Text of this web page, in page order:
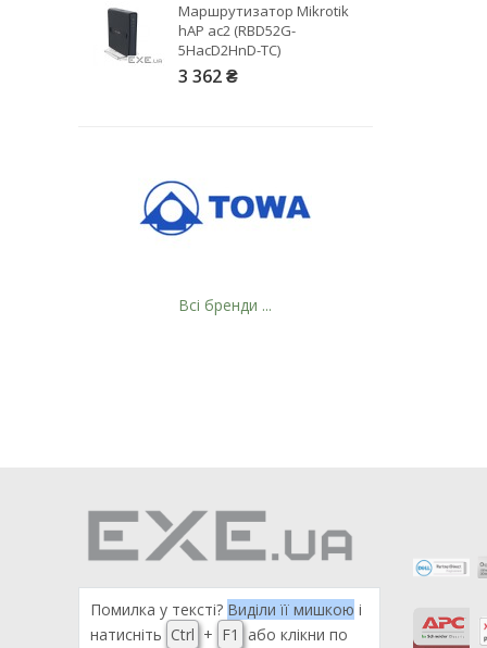
Рейтинг EXE.ua:
19
Маршрутизатор Mikrotik
hAP ac2 (RBD52G-
5HacD2HnD-TC)
3 362 ₴
Всі бренди ...
Помилка у тексті? Виділи її мишкою і
натисніть Ctrl + F1 або клікни по